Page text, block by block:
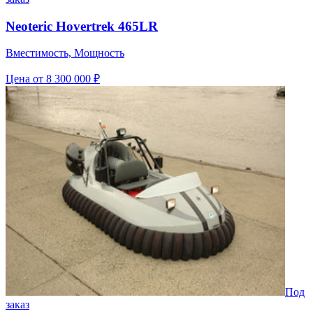
Neoteric Hovertrek 465LR
Вместимость, Мощность
Цена от 8 300 000 ₽
Под
заказ